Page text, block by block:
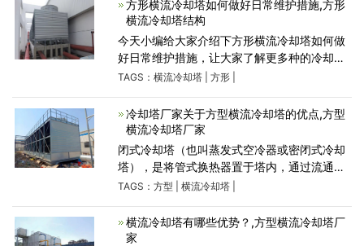
方形横流冷却塔如何做好日常维护措施,方形
横流冷却塔结构
今天小编给大家介绍下方形横流冷却塔如何做
好日常维护措施，让大家了解更多种的冷却
塔。现在很多企业都会使用方形横流冷却塔，
维护，如果不经常保
TAGS： 横流冷却塔| 方形|
冷却塔厂家关于方型横流冷却塔的优点,方型
横流冷却塔厂家
闭式冷却塔（也叫蒸发式空冷器或密闭式冷却
塔），是将管式换热器置于塔内，通过流通的
空气、喷淋水与循环水的热交换保证降温效
染，很好的保护了主设备的
TAGS： 方型 横流冷却塔|
横流冷却塔有哪些优势？,方型横流冷却塔厂
家